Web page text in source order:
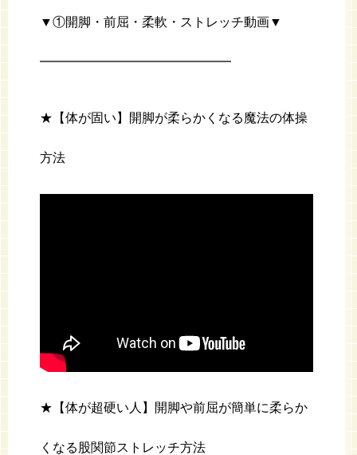
▼①開脚・前屈・柔軟・ストレッチ動画▼
━━━━━━━━━━━━━━━
★【体が固い】開脚が柔らかくなる魔法の体操
方法
★【体が超硬い人】開脚や前屈が簡単に柔らか
くなる股関節ストレッチ方法